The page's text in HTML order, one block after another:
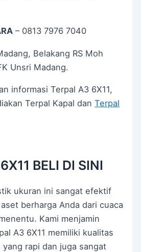
– 0813 7976 7040
Belakang RS Moh
Unsri Madang.
informasi Terpal A3 6X11,
Terpal Kapal danTerpal
BELI DI SINI
ukuran ini sangat efektif
berharga Anda dari cuaca
Kami menjamin
A3 6X11 memiliki kualitas
rapi dan juga sangat